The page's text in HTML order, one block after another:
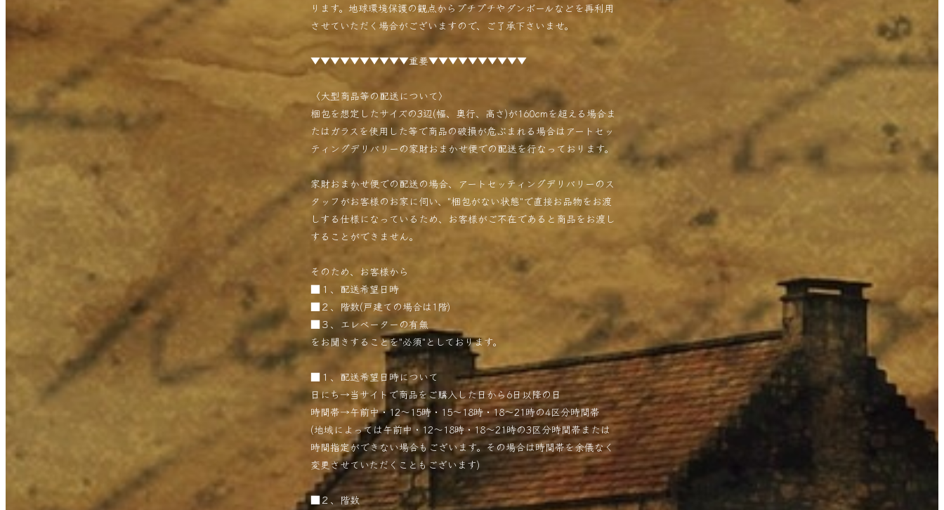
ります。地球環境保護の観点からプチプチやダンボールなどを再利用
させていただく場合がございますので、ご了承下さいませ。
▼▼▼▼▼▼▼▼▼▼重要▼▼▼▼▼▼▼▼▼▼
〈大型商品等の配送について〉
梱包を想定したサイズの3辺(幅、奥行、高さ)が160cmを超える場合ま
たはガラスを使用した等で商品の破損が危ぶまれる場合はアートセッ
ティングデリバリーの家財おまかせ便での配送を行なっております。
家財おまかせ便での配送の場合、アートセッティングデリバリーのス
タッフがお客様のお家に伺い、"梱包がない状態"で直接お品物をお渡
しする仕様になっているため、お客様がご不在であると商品をお渡し
することができません。
そのため、お客様から
■１、配送希望日時
■２、階数(戸建ての場合は1階)
■３、エレベーターの有無
をお聞きすることを"必須"としております。
■１、配送希望日時について
日にち→当サイトで商品をご購入した日から6日以降の日
時間帯→午前中・12〜15時・15〜18時・18〜21時の4区分時間帯
(地域によっては午前中・12〜18時・18〜21時の3区分時間帯または
時間指定ができない場合もございます。その場合は時間帯を余儀なく
変更させていただくこともございます)
■２、階数